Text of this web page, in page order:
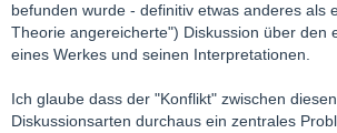
befunden wurde - definitiv etwas anderes als
Theorie angereicherte") Diskussion über den
eines Werkes und seinen Interpretationen.
Ich glaube dass der "Konflikt" zwischen
Diskussionsarten durchaus ein zentrales